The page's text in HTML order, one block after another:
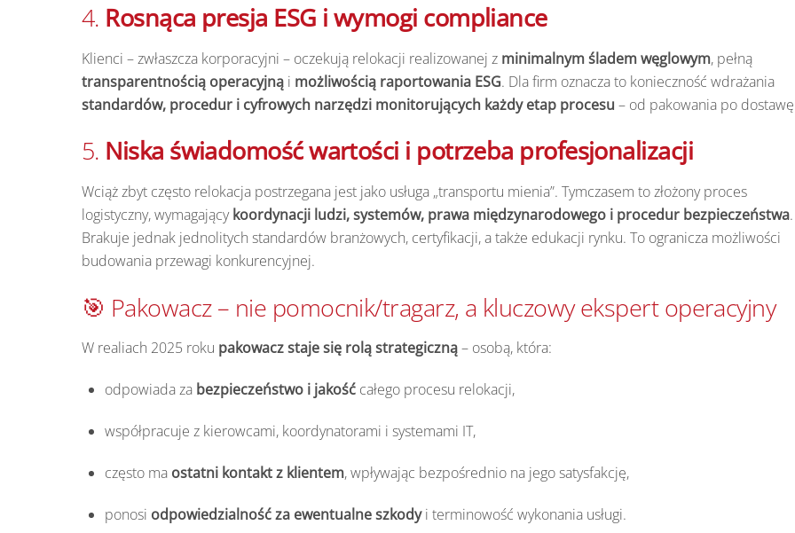
4. Rosnąca presja ESG i wymogi compliance
Klienci – zwłaszcza korporacyjni – oczekują relokacji realizowanej z minimalnym śladem węglowym, pełną
transparentnością operacyjną i możliwością raportowania ESG. Dla firm oznacza to konieczność wdrażania
standardów, procedur i cyfrowych narzędzi monitorujących każdy etap procesu – od pakowania po
5. Niska świadomość wartości i potrzeba profesjonalizacji
Wciąż zbyt często relokacja postrzegana jest jako usługa „transportu mienia”. Tymczasem to złożony proces
logistyczny, wymagającykoordynacji ludzi, systemów, prawa międzynarodowego i procedur bezpieczeństwa.
Brakuje jednak jednolitych standardów branżowych, certyfikacji, a także edukacji rynku. To ogranicza możliwości
budowania przewagi konkurencyjnej.
🎯 Pakowacz – nie pomocnik/tragarz, a kluczowy ekspert operacyjny
W realiach 2025 roku pakowacz staje się rolą strategiczną– osobą, która:
odpowiada za bezpieczeństwo i jakośćcałego procesu relokacji,
współpracuje z kierowcami, koordynatorami i systemami IT,
często ma ostatni kontakt z klientem, wpływając bezpośrednio na jego satysfakcję,
ponosi odpowiedzialność za ewentualne szkodyi terminowość wykonania usługi.